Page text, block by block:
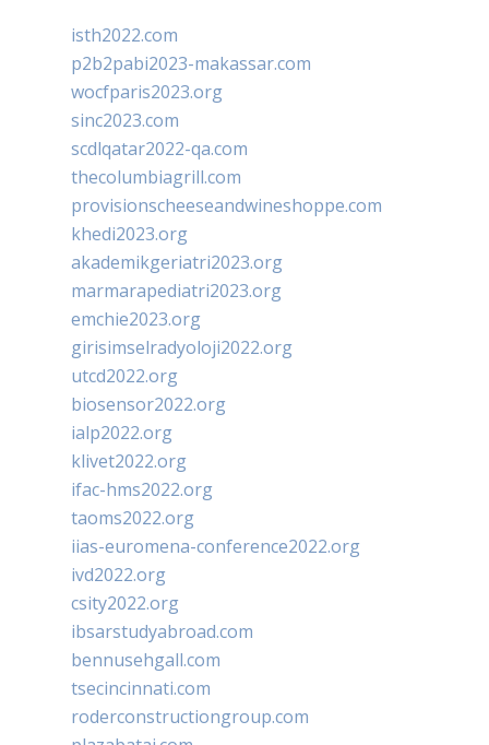
isth2022.com
p2b2pabi2023-makassar.com
wocfparis2023.org
sinc2023.com
scdlqatar2022-qa.com
thecolumbiagrill.com
provisionscheeseandwineshoppe.com
khedi2023.org
akademikgeriatri2023.org
marmarapediatri2023.org
emchie2023.org
girisimselradyoloji2022.org
utcd2022.org
biosensor2022.org
ialp2022.org
klivet2022.org
ifac-hms2022.org
taoms2022.org
iias-euromena-conference2022.org
ivd2022.org
csity2022.org
ibsarstudyabroad.com
bennusehgall.com
tsecincinnati.com
roderconstructiongroup.com